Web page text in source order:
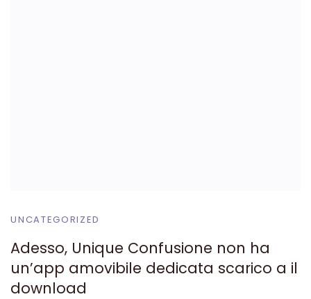
UNCATEGORIZED
Adesso, Unique Confusione non ha
un’app amovibile dedicata scarico a il
download